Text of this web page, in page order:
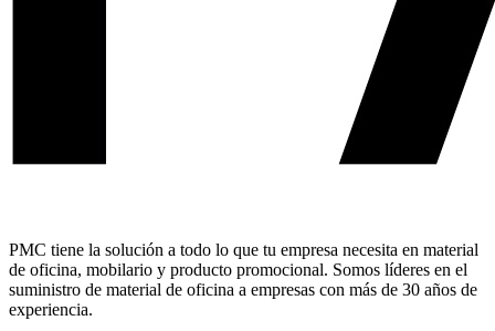
PMC tiene la solución a todo lo que tu empresa necesita en material
de oficina, mobilario y producto promocional. Somos líderes en el
suministro de material de oficina a empresas con más de 30 años de
experiencia.